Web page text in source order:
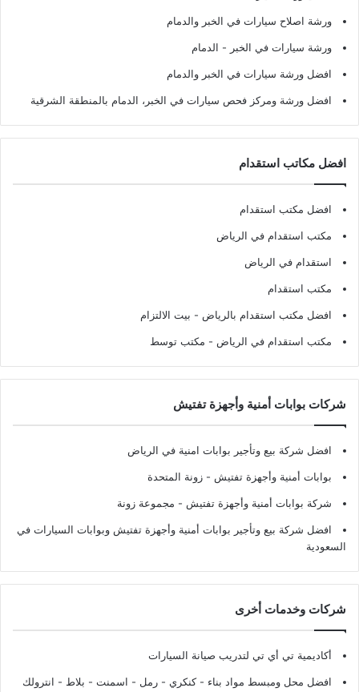
ورشة اصلاح سيارات في الخبر والدمام
ورشة سيارات في الخبر - الدمام
افضل ورشة سيارات في الخبر والدمام
افضل ورشة ومركز فحص سيارات في الخبر، الدمام بالمنطقة الشرقية
افضل مكاتب استقدام
افضل مكتب استقدام
مكتب استقدام في الرياض
استقدام في الرياض
مكتب استقدام
افضل مكتب استقدام بالرياض - بيت الالتزام
مكتب استقدام في الرياض - مكتب توسط
شركات بوابات أمنية وأجهزة تفتيش
افضل شركة بيع وتأجير بوابات امنية في الرياض
بوابات أمنية وأجهزة تفتيش - زونة المتحدة
شركة بوابات أمنية وأجهزة تفتيش - مجموعة زونة
افضل شركة بيع وتأجير بوابات أمنية وأجهزة تفتيش وبوابات السيارات في
السعودية
شركات وخدمات أخرى
أكاديمية تي أي تي لتدريب صيانة السيارات
افضل محل ومبسط مواد بناء - كنكري - رمل - اسمنت - بلاط - انترولك